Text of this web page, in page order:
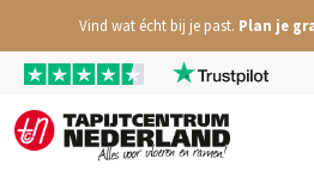
Vind wat écht bij je past. Plan je